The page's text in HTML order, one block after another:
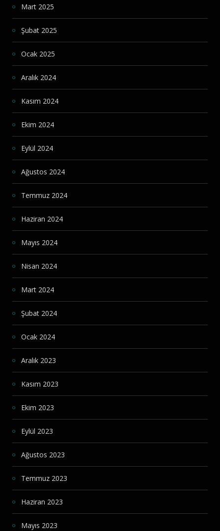
Mart 2025
Şubat 2025
Ocak 2025
Aralık 2024
Kasım 2024
Ekim 2024
Eylül 2024
Ağustos 2024
Temmuz 2024
Haziran 2024
Mayıs 2024
Nisan 2024
Mart 2024
Şubat 2024
Ocak 2024
Aralık 2023
Kasım 2023
Ekim 2023
Eylül 2023
Ağustos 2023
Temmuz 2023
Haziran 2023
Mayıs 2023